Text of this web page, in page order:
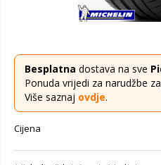
Besplatna dostava na sve
Ponuda vrijedi za narudžbe
Više saznaj ovdje.
Cijena